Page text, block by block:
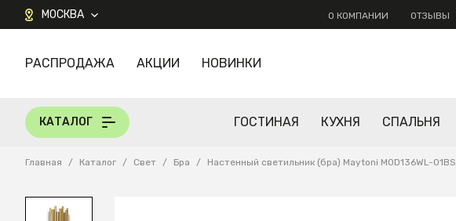
МОСКВА О КОМПАНИИ ОТЗЫВЫ
КАТАЛОГ
РАСПРОДАЖА АКЦИИ НОВИНКИ
КАТАЛОГ ГОСТИНАЯ КУХНЯ СПАЛЬНЯ
Главная / Каталог / Свет / Бра / Настенный светильник (бра) Maytoni MOD136WL-01BS